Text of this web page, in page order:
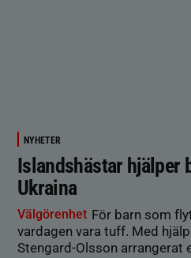
NYHETER
Islandshästar hjälper
Ukraina
Välgörenhet För barn som
vardagen vara tuff. Med
Stengard-Olsson arrangerat